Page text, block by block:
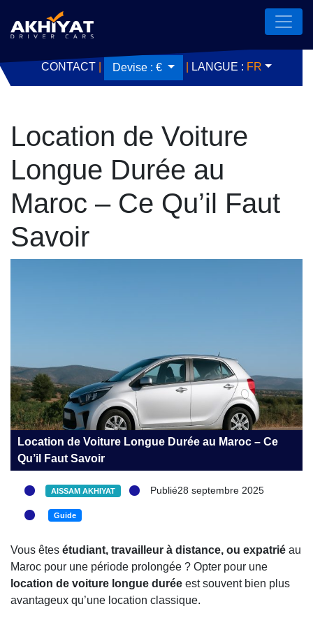
CONTACT Devise :€ LANGUE : FR
Location de Voiture
Longue Durée au
Maroc – Ce Qu’il Faut
Savoir
Location de Voiture Longue Durée au Maroc – Ce
Qu’il Faut Savoir
AISSAM AKHIYAT Publié28 septembre 2025
Guide
Vous êtes étudiant, travailleur à distance, ou expatrié au
Maroc pour une période prolongée ? Opter pour une
location de voiture longue durée est souvent bien plus
avantageux qu’une location classique.